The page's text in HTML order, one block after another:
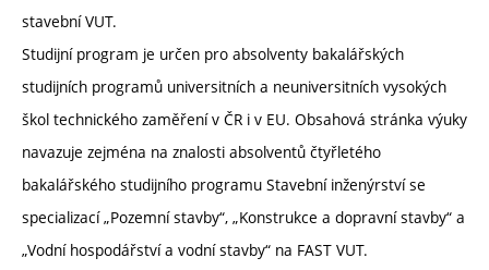
stavební VUT.
Studijní program je určen pro absolventy bakalářských
studijních programů universitních a neuniversitních vysokých
škol technického zaměření v ČR i v EU. Obsahová stránka výuky
navazuje zejména na znalosti absolventů čtyřletého
bakalářského studijního programu Stavební inženýrství se
specializací „Pozemní stavby“, „Konstrukce a dopravní stavby“ a
„Vodní hospodářství a vodní stavby“ na FAST VUT.